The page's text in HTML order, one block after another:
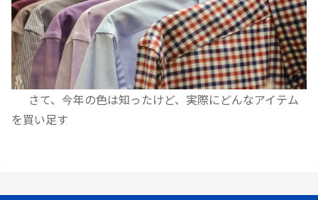
さて、今年の色は知ったけど、実際にどんなアイテム
を買い足す